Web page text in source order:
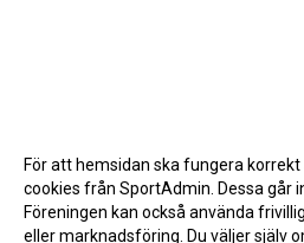
För att hemsidan ska fungera
cookies från SportAdmin. Dessa går
Föreningen kan också använda
eller marknadsföring. Du väljer själv